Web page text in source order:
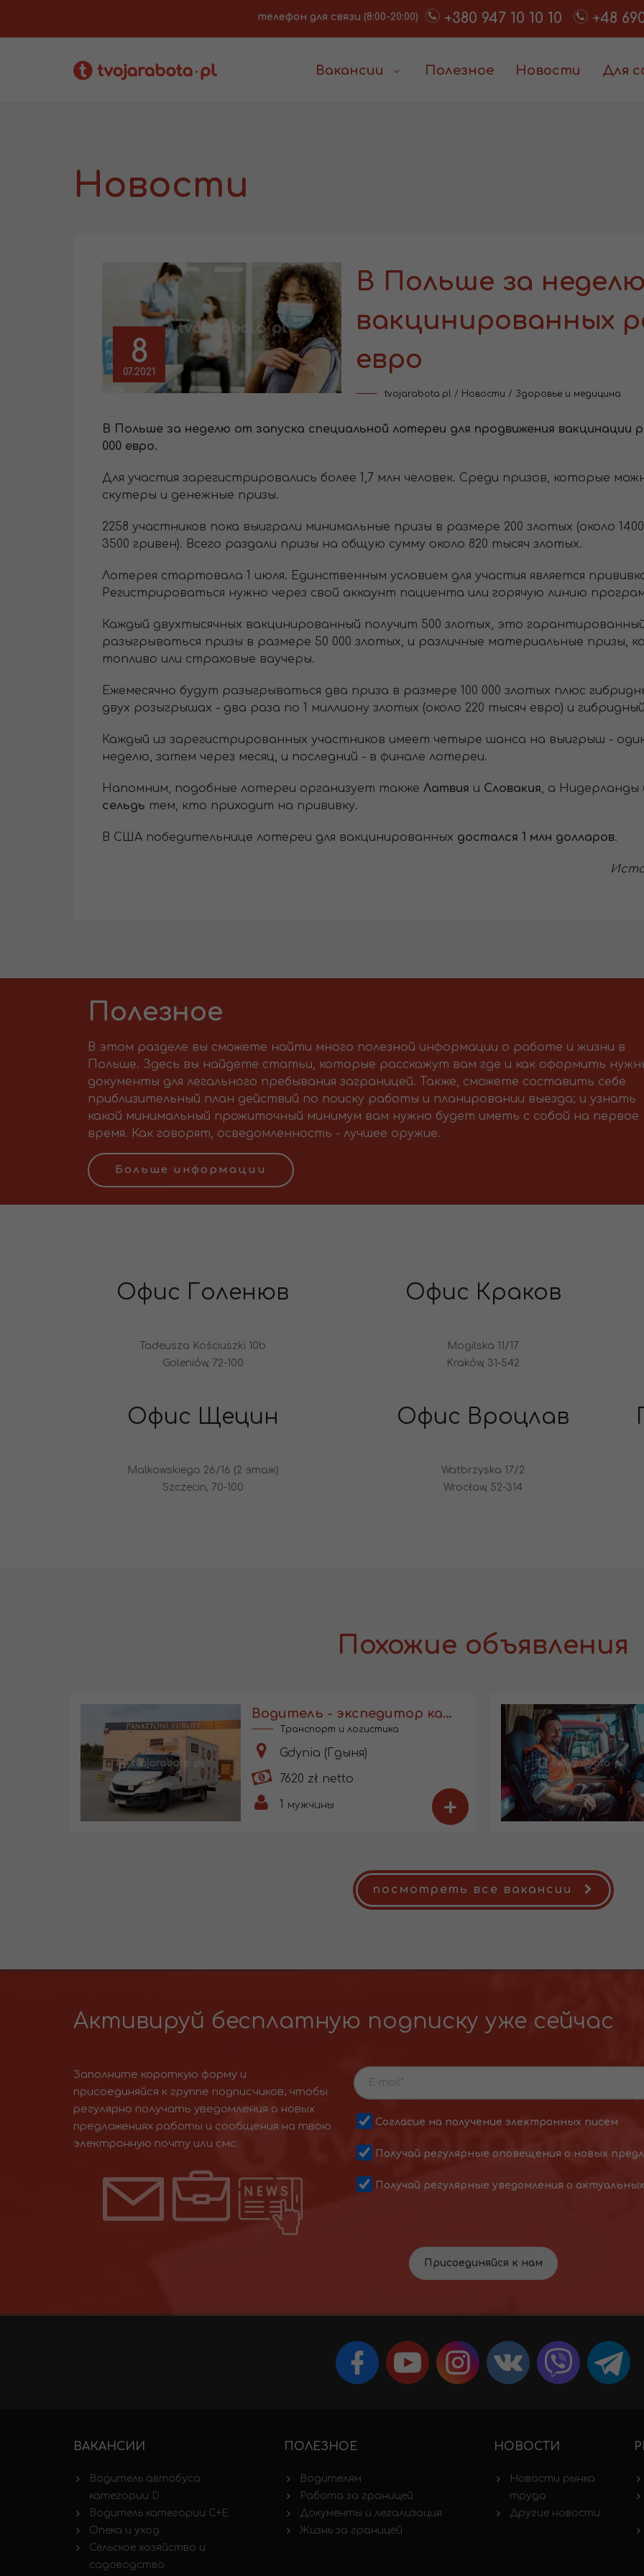
телефон для связи (8:00-20:00) +380 947 10 10 10 +48
Вакансии Полезное Новости Для
Новости
8
07.2021
В Польше за
вакцинированных
евро
tvojarabota.pl / Новости / Здоровье и медицина
В Польше за неделю от запуска специальной лотереи для продвижения вакцинации
000 евро.
Для участия зарегистрировались более 1,7 млн человек. Среди призов, которые
скутеры и денежные призы.
2258 участников пока выиграли минимальные призы в размере 200 злотых (около
3500 гривен). Всего раздали призы на общую сумму около 820 тысяч злотых.
Лотерея стартовала 1 июля. Единственным условием для участия является
Регистрироваться нужно через свой аккаунт пациента или горячую линию
Каждый двухтысячных вакцинированный получит 500 злотых, это
разыгрываться призы в размере 50 000 злотых, и различные материальные призы,
топливо или страховые ваучеры.
Ежемесячно будут разыгрываться два приза в размере 100 000 злотых плюс
двух розыгрышах - два раза по 1 миллиону злотых (около 220 тысяч евро) и
Каждый из зарегистрированных участников имеет четыре шанса на выигрыш -
неделю, затем через месяц, и последний - в финале лотереи.
Напомним, подобные лотереи организует также Латвия и Словакия, а Нидерланды
сельдь тем, кто приходит на прививку.
В США победительнице лотереи для вакцинированных достался 1 млн долларов.
Полезное
В этом разделе вы сможете найти много полезной информации о работе и жизни в
Польше. Здесь вы найдете статьи, которые расскажут вам где и как оформить
документы для легального пребывания заграницей. Также, сможете составить себе
приблизительный план действий по поиску работы и планировании выезда; и узнать
какой минимальный прожиточный минимум вам нужно будет иметь с собой на первое
время. Как говорят, осведомленность - лучшее оружие.
Больше информации
Офис Голенюв
Tadeusza Kościuszki 10b
Goleniów, 72-100
Офис Краков
Mogilska 11/17
Kraków, 31-542
Офис Щецин
Malkowskiego 26/16 (2 этаж)
Szczecin, 70-100
Офис Вроцлав
Watbrzyska 17/2
Wrocław, 52-314
Похожие объявления
Водитель - экспедитор кат. В
Транспорт и логистика
Gdynia (Гдыня)
7620 zł netto
1 мужчины +
посмотреть все вакансии
Активируй бесплатную подписку уже сейчас
Заполните короткую форму и
присоединяйся к группе подписчиков, чтобы
регулярно получать уведомления о новых
предложениях работы и сообщения на твою
электронную почту или смс.
Согласие на получение электронных писем
Получай регулярные оповещения о новых
Получай регулярные уведомления о
Присоединяйся к нам
ВАКАНСИИ
Водитель автобуса
категории D
Водитель категории C+E
Опека и уход
Сельское хозяйство и
садоводство
ПОЛЕЗНОЕ
Водителям
Работа за границей
Документы и легализация
Жизнь за границей
НОВОСТИ
Новости рынка
труда
Другие новости